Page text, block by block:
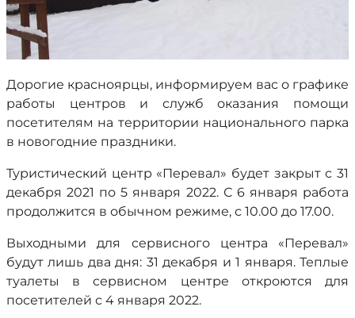
Дорогие красноярцы, информируем вас о графике
работы центров и служб оказания помощи
посетителям на территории национального парка
в новогодние праздники.
Туристический центр «Перевал» будет закрыт с 31
декабря 2021 по 5 января 2022. С 6 января работа
продолжится в обычном режиме, с 10.00 до 17.00.
Выходными для сервисного центра «Перевал»
будут лишь два дня: 31 декабря и 1 января. Теплые
туалеты в сервисном центре откроются для
посетителей с 4 января 2022.